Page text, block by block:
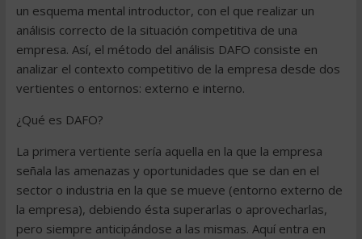
un esquema mental introductor, con el que realizar un
análisis correcto de la situación competitiva de una
empresa. Así, el método del análisis DAFO consiste en
analizar el contexto competitivo de la empresa desde dos
vertientes o entornos: externo e interno.
¿Qué es DAFO?
La primera vertiente sería aquella en la que la empresa
señala las amenazas y oportunidades que se dan en el
sector o industria en la que se mueve (entorno externo de
la empresa), debiendo ésta superarlas o aprovecharlas,
pero siempre anticipándose a las mismas. Aquí entra en